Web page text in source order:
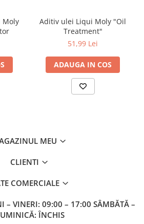
50.000 km în timpul schimburilor
fi suficient pentru 5 litri de ulei. Reduceți
cu 500 ml. Din motive de economie,
în timpul sau la scurt timp după
compatibil cu toate uleiurile de motor
în comerţ.
utilizarea cu ambreiaje umede!
Moly
Aditiv ulei Liqui Moly "Oil
Treatment"
51,99 Lei
ADAUGA IN COS
MEU
CLIENTI
COMERCIALE
– VINERI: 09:00 – 17:00 SÂMBĂTĂ –
ÎNCHIS